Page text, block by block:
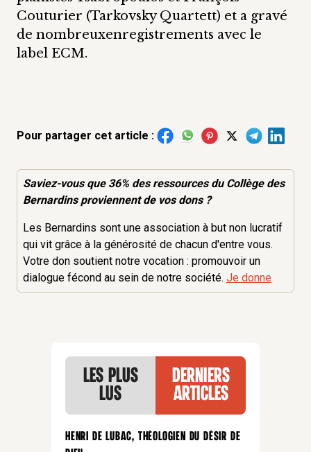
Couturier (Tarkovsky Quartett) et a gravé
de nombreuxenregistrements avec le
label ECM.
Pour partager cet article :
Saviez-vous que 36% desressourcesdu Collège des
Bernardins proviennent de vos dons ?
Les Bernardins sont une association à but non lucratif
qui vit grâce à la générosité de chacun d'entre vous.
Votre don soutient notre vocation : promouvoir un
dialogue fécond au sein de notre société. Je donne
Les plus
lus
Derniers
articles
Henri de Lubac, théologien du désir de